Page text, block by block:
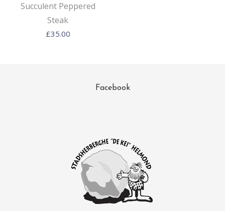
Succulent Peppered
Steak
£35.00
Facebook